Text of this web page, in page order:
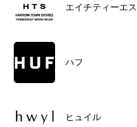
エイチティーエス
ハフ
ヒュイル